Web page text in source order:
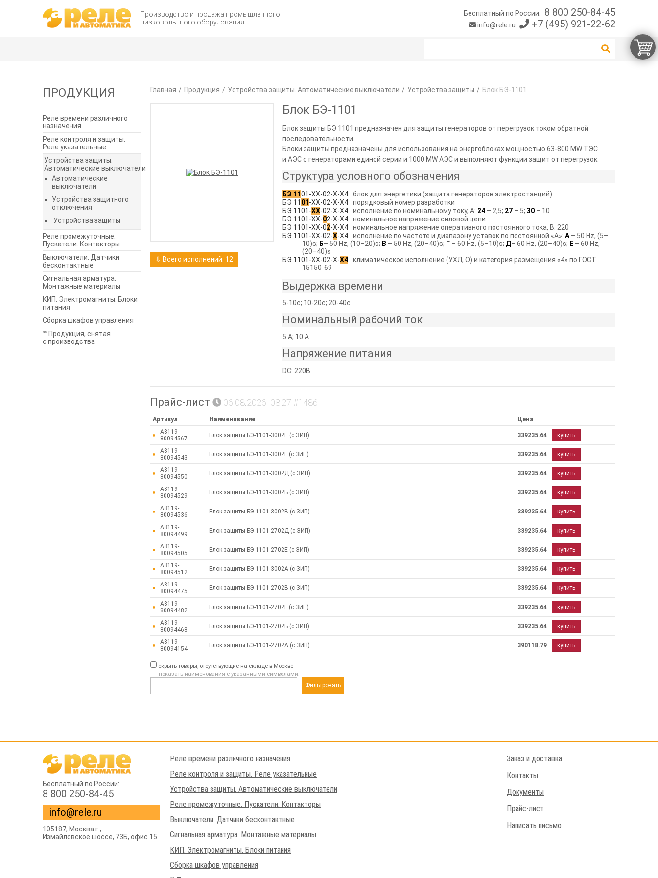
Производство и продажа промышленного
низковольтного оборудования
Бесплатный по России: 8 800 250-84-45
info@rele.ru +7 (495) 921-22-62
ПРОДУКЦИЯ
Реле времени различного
назначения
Реле контроля и защиты.
Реле указательные
Устройства защиты.
Автоматические выключатели
Автоматические
выключатели
Устройства защитного
отключения
Устройства защиты
Реле промежуточные.
Пускатели. Контакторы
Выключатели. Датчики
бесконтактные
Сигнальная арматура.
Монтажные материалы
КИП. Электромагниты. Блоки
питания
Сборка шкафов управления
℠ Продукция, снятая
с производства
Главная Продукция Устройства защиты. Автоматические выключатели Устройства защиты Блок БЭ-1101
⇩ Всего исполнений: 12
Блок БЭ-1101
Блок защиты БЭ 1101 предназначен для защиты генераторов от перегрузок током обратной
последовательности.
Блоки защиты предназначены для использования на энергоблоках мощностью 63-800 MW ТЭС
и АЭС с генераторами единой серии и 1000 MW АЭС и выполняют функции защит от перегрузок.
Структура условного обозначения
БЭ 1101-ХХ-02-Х-Х4
блок для энергетики (защита генераторов электростанций)
БЭ 11 01-ХХ-02-Х-Х4
порядковый номер разработки
БЭ 1101-ХХ-02-Х-Х4 исполнение по номинальному току, А: 24– 2,5; 27– 5; 30– 10
БЭ 1101-ХХ-02-Х-Х4
номинальное напряжение силовой цепи
БЭ 1101-ХХ-02-Х-Х4
номинальное напряжение оперативного постоянного тока, В: 220
БЭ 1101-ХХ-02-Х-Х4 исполнение по частоте и диапазону уставок по постоянной «А»: А– 50 Hz, (5–
10)s; Б– 50 Hz, (10–20)s; В – 50 Hz, (20–40)s; Г – 60 Hz, (5–10)s; Д– 60 Hz, (20–40)s; Е – 60 Hz,
(20–40)s
БЭ 1101-ХХ-02-Х-Х4
климатическое исполнение (УХЛ, О) и категория размещения «4» по ГОСТ
15150-69
Выдержка времени
5-10с; 10-20с; 20-40с
Номинальный рабочий ток
5 А; 10 А
Напряжение питания
DC: 220В
Прайс-лист 06.08.2026_08:27 #1486
Артикул Наименование
Цена
A8119-
80094567
Блок защиты БЭ-1101-3002Е (с ЗИП) 339235.64 купить
A8119-
80094543
Блок защиты БЭ-1101-3002Г (с ЗИП) 339235.64 купить
A8119-
80094550
Блок защиты БЭ-1101-3002Д (с ЗИП) 339235.64 купить
A8119-
80094529
Блок защиты БЭ-1101-3002Б (с ЗИП) 339235.64 купить
A8119-
80094536
Блок защиты БЭ-1101-3002В (с ЗИП) 339235.64 купить
A8119-
80094499
Блок защиты БЭ-1101-2702Д (с ЗИП) 339235.64 купить
A8119-
80094505
Блок защиты БЭ-1101-2702Е (с ЗИП) 339235.64 купить
A8119-
80094512
Блок защиты БЭ-1101-3002А (с ЗИП) 339235.64 купить
A8119-
80094475
Блок защиты БЭ-1101-2702В (с ЗИП) 339235.64 купить
A8119-
80094482
Блок защиты БЭ-1101-2702Г (с ЗИП) 339235.64 купить
A8119-
80094468
Блок защиты БЭ-1101-2702Б (с ЗИП) 339235.64 купить
A8119-
80094154
Блок защиты БЭ-1101-2702А (с ЗИП) 390118.79 купить
скрыть товары, отсутствующие на складе в Москве
показать наименования с указанными символами:
Фильтровать
Бесплатный по России:
8 800 250-84-45
info@rele.ru
105187, Москва г.,
Измайловское шоссе, 73Б, офис 15
Реле времени различного назначения
Реле контроля и защиты. Реле указательные
Устройства защиты. Автоматические выключатели
Реле промежуточные. Пускатели. Контакторы
Выключатели. Датчики бесконтактные
Сигнальная арматура. Монтажные материалы
КИП. Электромагниты. Блоки питания
Сборка шкафов управления
Заказ и доставка
Контакты
Документы
Прайс-лист
Написать письмо